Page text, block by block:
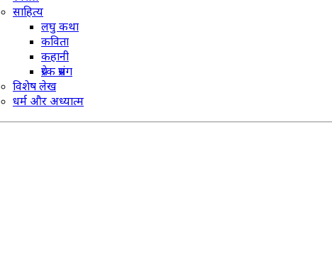
साहित्य
लघु कथा
कविता
कहानी
प्रेरक प्रसंग
विशेष लेख
धर्म और अध्यात्म